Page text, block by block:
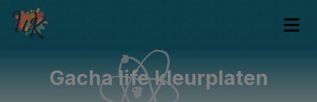
Gacha life kleurplaten